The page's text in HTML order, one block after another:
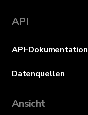
API
API-Dokumentation
Datenquellen
Ansicht